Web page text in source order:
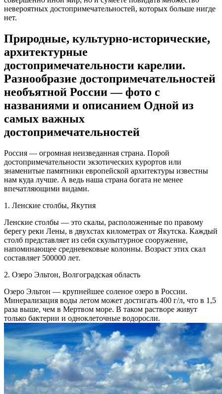
невероятных достопримечательностей, которых больше нигде
нет.
Природные, культурно-исторические,
архитектурные
достопримечательности карелии.
Разнообразие достопримечательностей
необъятной России — фото с
названиями и описанием Одной из
самых важных
достопримечательностей
Россия — огромная неизведанная страна. Порой
достопримечательности экзотических курортов или
знаменитые памятники европейской архитектуры известны
нам куда лучше. А ведь наша страна богата не менее
впечатляющими видами.
1. Ленские столбы, Якутия
Ленские столбы — это скалы, расположенные по правому
берегу реки Лены, в двухстах километрах от Якутска. Каждый
столб представляет из себя скульптурное сооружение,
напоминающее средневековые колонны. Возраст этих скал
составляет 500000 лет.
2. Озеро Эльтон, Волгоградская область
Озеро Эльтон — крупнейшее соленое озеро в России.
Минерализация воды летом может достигать 400 г/л, что в 1,5
раза выше, чем в Мертвом море. В таком растворе живут
только бактерии и одноклеточные водоросли.